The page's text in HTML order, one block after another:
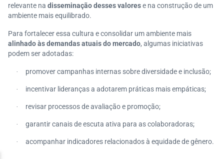
relevante na disseminação desses valorese na construção de um
ambiente mais equilibrado.
Para fortalecer essa cultura e consolidar um ambiente mais
alinhado às demandas atuais do mercado, algumas iniciativas
podem ser adotadas:
· promover campanhas internas sobre diversidade e inclusão;
· incentivar lideranças a adotarem práticas mais empáticas;
· revisar processos de avaliação e promoção;
· garantir canais de escuta ativa para as colaboradoras;
· acompanhar indicadores relacionados à equidade de gênero.